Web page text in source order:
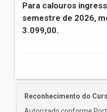
Para calouros
semestre de 2026,
3.099,00.
Reconhecimento do